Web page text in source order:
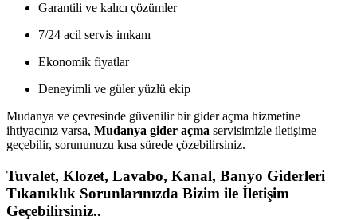
Garantili ve kalıcı çözümler
7/24 acil servis imkanı
Ekonomik fiyatlar
Deneyimli ve güler yüzlü ekip
Mudanya ve çevresinde güvenilir bir gider açma hizmetine
ihtiyacınız varsa, Mudanya gider açma servisimizle iletişime
geçebilir, sorununuzu kısa sürede çözebilirsiniz.
Tuvalet, Klozet, Lavabo, Kanal, Banyo Giderleri
Tıkanıklık Sorunlarınızda Bizim ile İletişim
Geçebilirsiniz..